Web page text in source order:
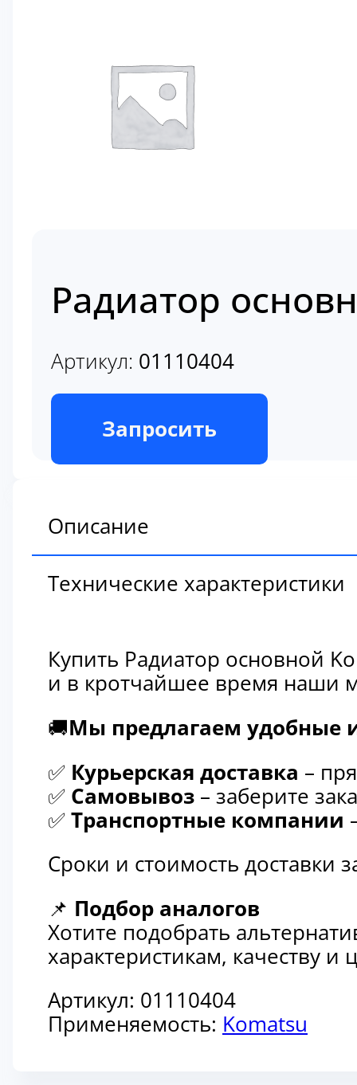
Радиатор
Артикул: 01110404
В наличии
Запросить
Описание
Технические характеристики
Купить Радиатор основной
и в кротчайшее время наши
🚚Мы предлагаем удобные
✅ Курьерская доставка –
✅ Самовывоз – заберите
✅ Транспортные компании
Сроки и стоимость доставки
📌 Подбор аналогов
Хотите подобрать
характеристикам, качеству
Артикул: 01110404
Применяемость: Komatsu